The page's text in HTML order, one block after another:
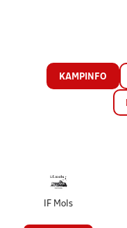
KAMPINFO
IF Mols